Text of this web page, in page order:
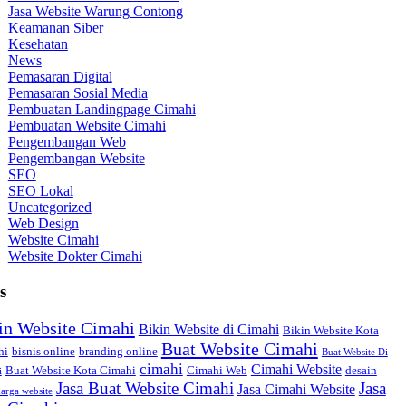
Jasa Website Warung Contong
Keamanan Siber
Kesehatan
News
Pemasaran Digital
Pemasaran Sosial Media
Pembuatan Landingpage Cimahi
Pembuatan Website Cimahi
Pengembangan Web
Pengembangan Website
SEO
SEO Lokal
Uncategorized
Web Design
Website Cimahi
Website Dokter Cimahi
Website Cimahi Bikin Website di Cimahi Bikin Website Kota
bisnis online branding online Buat Website Cimahi Buat Website Di
Buat Website Kota Cimahi cimahi Cimahi Web Cimahi Website desain
website Jasa Buat Website Cimahi Jasa Cimahi Website Jasa